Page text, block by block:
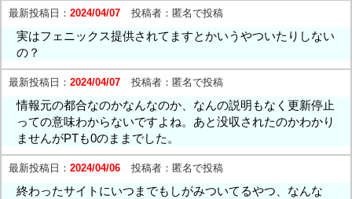
最新投稿日： 2024/04/07 投稿者： 匿名で投稿
実はフェニックス提供されてますとかいうやついたりしない
の？
最新投稿日： 2024/04/07 投稿者： 匿名で投稿
情報元の都合なのかなんなのか、なんの説明もなく更新停止
っての意味わからないですよね。あと没収されたのかわかり
ませんがPTも0のままでした。
最新投稿日： 2024/04/06 投稿者： 匿名で投稿
終わったサイトにいつまでもしがみついてるやつ、なんな